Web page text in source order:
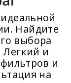
Найдите
выбора
Легкий и
и
на